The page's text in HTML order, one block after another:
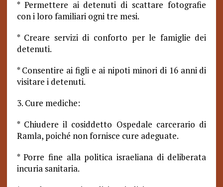
* Permettere ai detenuti di scattare fotografie
con i loro familiari ogni tre mesi.
* Creare servizi di conforto per le famiglie dei
detenuti.
* Consentire ai figli e ai nipoti minori di 16 anni di
visitare i detenuti.
3. Cure mediche:
* Chiudere il cosiddetto Ospedale carcerario di
Ramla, poiché non fornisce cure adeguate.
* Porre fine alla politica israeliana di deliberata
incuria sanitaria.